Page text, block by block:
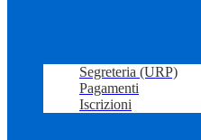
Segreteria (URP)
Pagamenti
Iscrizioni